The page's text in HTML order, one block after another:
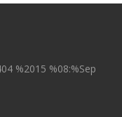
%2015 %08:%Sep